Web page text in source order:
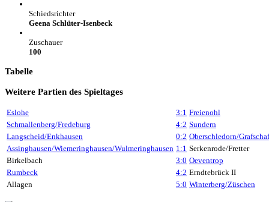
Schiedsrichter
Geena Schlüter-Isenbeck
Zuschauer
100
Tabelle
Weitere Partien des Spieltages
Eslohe 3:1 Freienohl
Schmallenberg/Fredeburg
4:2 Sundern
Langscheid/Enkhausen
0:2 Oberschledorn/
Assinghausen/Wiemeringhausen/Wulmeringhausen 1:1 Serkenrode/Fretter
Birkelbach
3:0 Oeventrop
Rumbeck
4:2 Erndtebrück II
Allagen
5:0 Winterberg/Züschen